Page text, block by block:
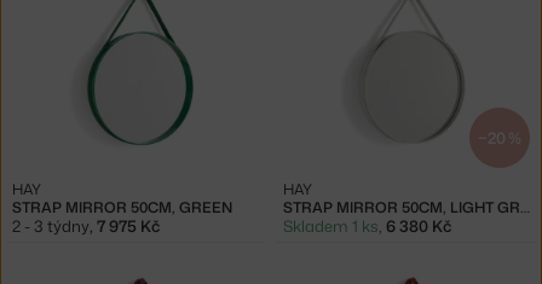
STRAP MIRROR 50CM, GREEN
HAY
2 - 3 týdny, 7 975 Kč
−20 %
STRAP MIRROR 50CM, LIGHT GREY
HAY
Skladem 1 ks, 6 380 Kč